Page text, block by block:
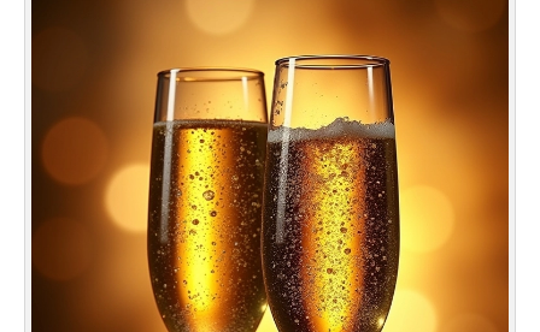
Cartoline musicali
Cartoline animate
Accedi